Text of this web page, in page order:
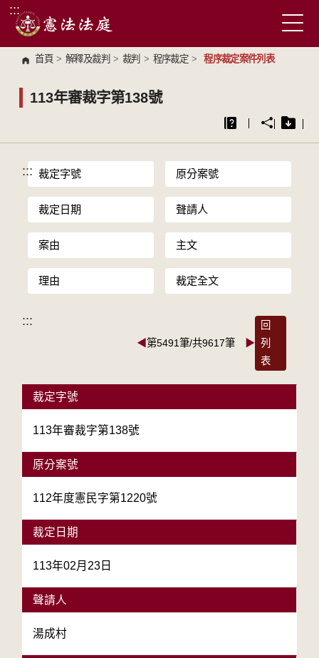
跳到主要內容區塊
:::
首頁 > 解釋及裁判 > 裁判 > 程序裁定 > 程序裁定案件列表
113年審裁字第138號
::: 裁定字號 原分案號
裁定日期 聲請人
案由 主文
理由 裁定全文
:::
◀第5491筆/共9617筆 ▶
回
列
表
裁定字號
113年審裁字第138號
原分案號
112年度憲民字第1220號
裁定日期
113年02月23日
聲請人
湯成村